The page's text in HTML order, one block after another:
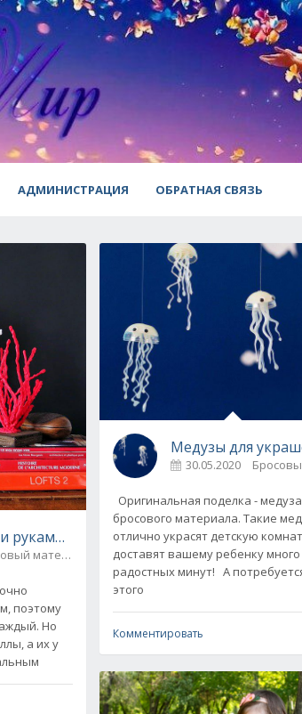
АДМИНИСТРАЦИЯ ОБРАТНАЯ СВЯЗЬ
руками - 5 способов
материал 7
поэтому
Но
а их у
Медузы для
30.05.2020
Оригинальная поделка -
бросового материала. Такие
отлично украсят детскую
доставят вашему ребенку много
радостных минут! А
этого
Комментировать